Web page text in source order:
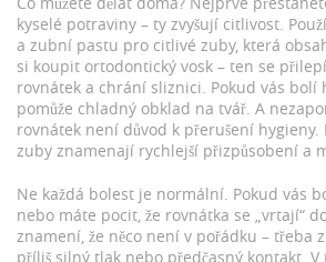
kyselé potraviny – ty zvyšují citlivost.
a zubní pastu pro citlivé zuby, která
si koupit ortodontický vosk – ten se
rovnátek a chrání sliznici. Pokud vás bolí
pomůže chladný obklad na tvář. A
rovnátek není důvod k přerušení hygieny.
zuby znamenají rychlejší přizpůsobení a
Ne každá bolest je normální. Pokud vás
nebo máte pocit, že rovnátka se „vrtají“
znamení, že něco není v pořádku – třeba
příliš silný tlak nebo předčasný kontakt. V